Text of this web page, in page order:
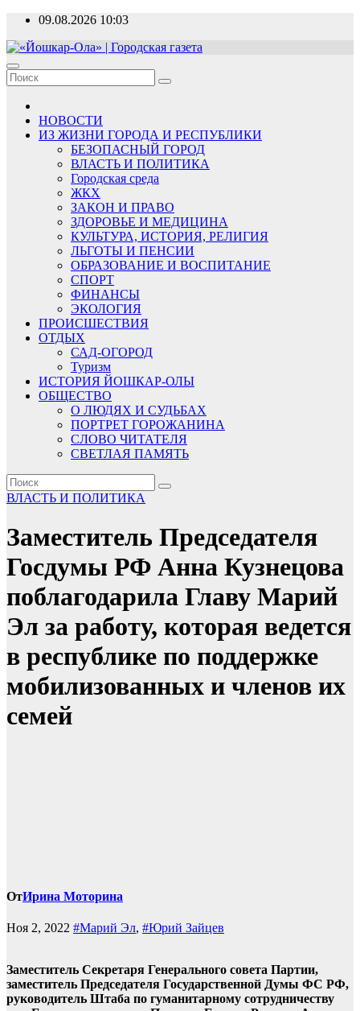
Перейти
содержимому
09.08.2026 10:03
«Йошкар-Ола» | Городская газета
Новости, события, люди
НОВОСТИ
ИЗ ЖИЗНИ ГОРОДА И РЕСПУБЛИКИ
БЕЗОПАСНЫЙ ГОРОД
ВЛАСТЬ И ПОЛИТИКА
Городская среда
ЖКХ
ЗАКОН И ПРАВО
ЗДОРОВЬЕ И МЕДИЦИНА
КУЛЬТУРА, ИСТОРИЯ, РЕЛИГИЯ
ЛЬГОТЫ И ПЕНСИИ
ОБРАЗОВАНИЕ И ВОСПИТАНИЕ
СПОРТ
ФИНАНСЫ
ЭКОЛОГИЯ
ПРОИСШЕСТВИЯ
ОТДЫХ
САД-ОГОРОД
Туризм
ИСТОРИЯ ЙОШКАР-ОЛЫ
ОБЩЕСТВО
О ЛЮДЯХ И СУДЬБАХ
ПОРТРЕТ ГОРОЖАНИНА
СЛОВО ЧИТАТЕЛЯ
СВЕТЛАЯ ПАМЯТЬ
ВЛАСТЬ И ПОЛИТИКА
Заместитель Председателя
Госдумы РФ Анна Кузнецова
поблагодарила Главу Марий
Эл за работу, которая ведется
в республике по поддержке
мобилизованных и членов их
семей
ОтИрина Моторина
Ноя 2, 2022 #Марий Эл, #Юрий Зайцев
Заместитель Секретаря Генерального совета Партии,
заместитель Председателя Государственной Думы ФС РФ,
руководитель Штаба по гуманитарному сотрудничеству